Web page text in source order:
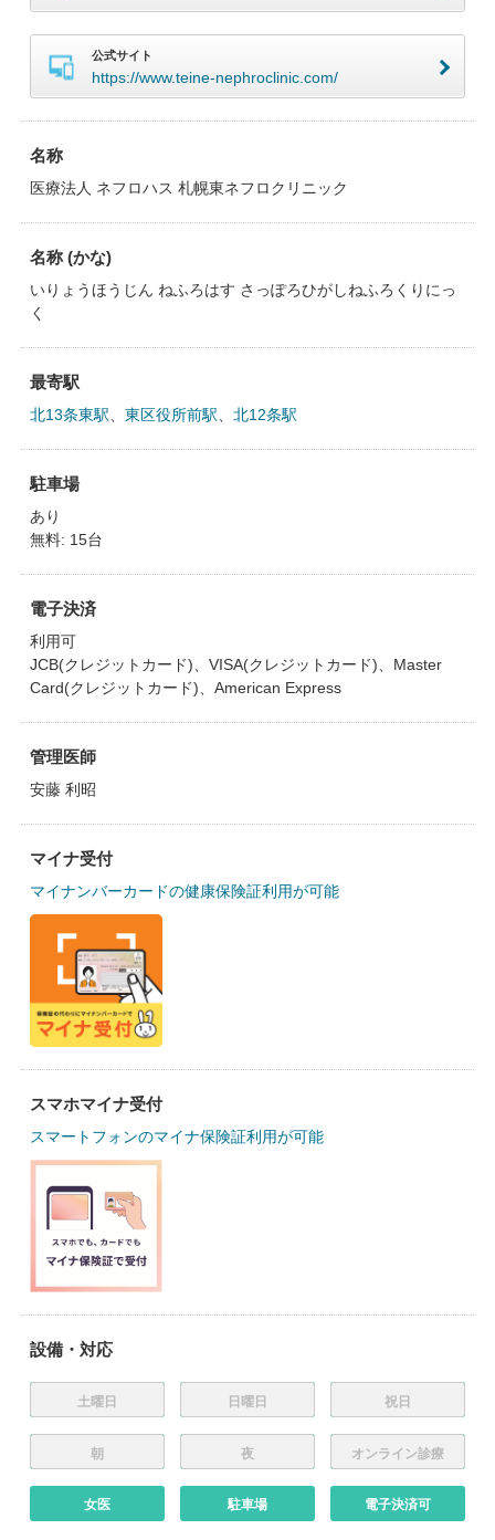
公式サイト
https://www.teine-nephroclinic.com/
名称
医療法人 ネフロハス 札幌東ネフロクリニック
名称 (かな)
いりょうほうじん ねふろはす さっぽろひがしねふろくりにっ
く
最寄駅
北13条東駅 東区役所前駅 北12条駅
駐車場
あり
無料: 15台
電子決済
利用可
JCB(クレジットカード)、VISA(クレジットカード)、Master
Card(クレジットカード)、American Express
管理医師
安藤 利昭
マイナ受付
マイナンバーカードの健康保険証利用が可能
スマホマイナ受付
スマートフォンのマイナ保険証利用が可能
設備・対応
土曜日 日曜日 祝日
朝 夜 オンライン診療
女医 駐車場 電子決済可